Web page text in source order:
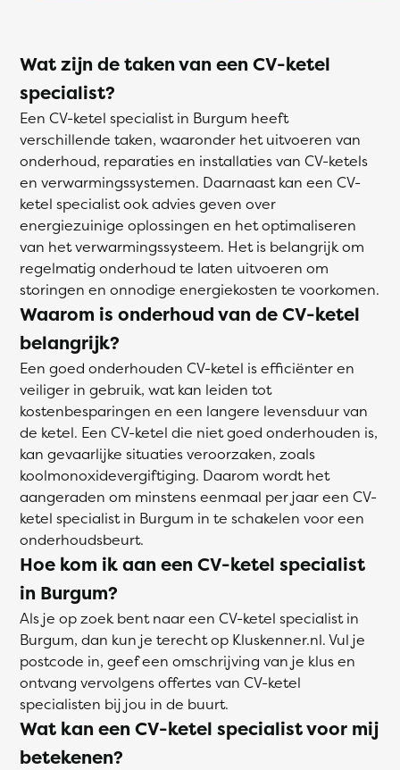
Wat zijn de taken van een CV-ketel
specialist?
Een CV-ketel specialist in Burgum heeft
verschillende taken, waaronder het uitvoeren van
onderhoud, reparaties en installaties van CV-ketels
en verwarmingssystemen. Daarnaast kan een CV-
ketel specialist ook advies geven over
energiezuinige oplossingen en het optimaliseren
van het verwarmingssysteem. Het is belangrijk om
regelmatig onderhoud te laten uitvoeren om
storingen en onnodige energiekosten te voorkomen.
Waarom is onderhoud van de CV-ketel
belangrijk?
Een goed onderhouden CV-ketel is efficiënter en
veiliger in gebruik, wat kan leiden tot
kostenbesparingen en een langere levensduur van
de ketel. Een CV-ketel die niet goed onderhouden is,
kan gevaarlijke situaties veroorzaken, zoals
koolmonoxidevergiftiging. Daarom wordt het
aangeraden om minstens eenmaal per jaar een CV-
ketel specialist in Burgum in te schakelen voor een
onderhoudsbeurt.
Hoe kom ik aan een CV-ketel specialist
in Burgum?
Als je op zoek bent naar een CV-ketel specialist in
Burgum, dan kun je terecht op Kluskenner.nl. Vul je
postcode in, geef een omschrijving van je klus en
ontvang vervolgens offertes van CV-ketel
specialisten bij jou in de buurt.
Wat kan een CV-ketel specialist voor mij
betekenen?